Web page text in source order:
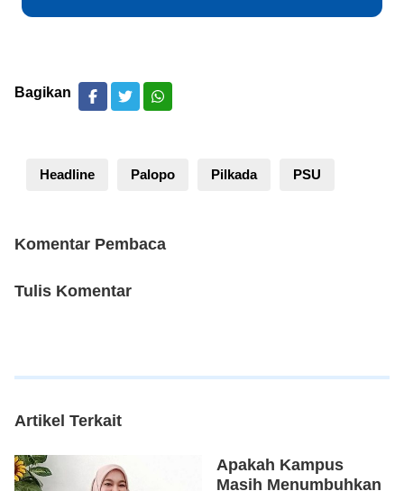
Bagikan
Headline Palopo Pilkada PSU
Komentar Pembaca
Tulis Komentar
Artikel Terkait
Apakah Kampus
Masih Menumbuhkan